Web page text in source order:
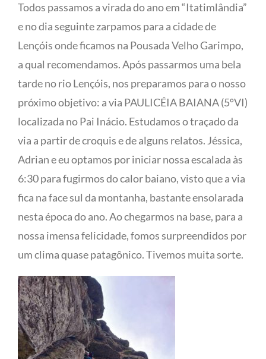
Todos passamos a virada do ano em “Itatimlândia”
e no dia seguinte zarpamos para a cidade de
Lençóis onde ficamos na Pousada Velho Garimpo,
a qual recomendamos. Após passarmos uma bela
tarde no rio Lençóis, nos preparamos para o nosso
próximo objetivo: a via PAULICÉIA BAIANA (5ºVI)
localizada no Pai Inácio. Estudamos o traçado da
via a partir de croquis e de alguns relatos. Jéssica,
Adrian e eu optamos por iniciar nossa escalada às
6:30 para fugirmos do calor baiano, visto que a via
fica na face sul da montanha, bastante ensolarada
nesta época do ano. Ao chegarmos na base, para a
nossa imensa felicidade, fomos surpreendidos por
um clima quase patagônico. Tivemos muita sorte.